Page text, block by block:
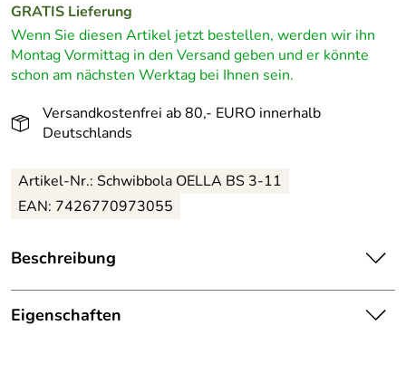
GRATIS Lieferung
Wenn Sie diesen Artikel jetzt bestellen, werden wir ihn
Montag Vormittag in den Versand geben und er könnte
schon am nächsten Werktag bei Ihnen sein.
Versandkostenfrei ab 80,- EURO innerhalb
Deutschlands
Artikel-Nr.: Schwibbola OELLA BS 3-11
EAN: 7426770973055
Beschreibung
Zauberhafter Schwibbogen mit Schneeschipper am
Winterhaus und Beleuchtung – BxHxT 50x31x7cm –
Eigenschaften